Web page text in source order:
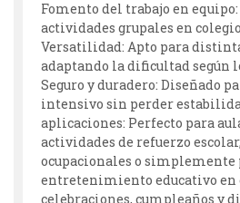
Fomento del trabajo en
actividades grupales en
Versatilidad: Apto para
adaptando la dificultad según
Seguro y duradero: Diseñado
intensivo sin perder
aplicaciones: Perfecto para
actividades de refuerzo
ocupacionales o simplemente
entretenimiento educativo en
celebraciones, cumpleaños y